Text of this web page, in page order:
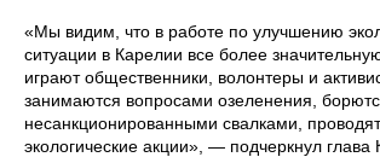
«Мы видим, что в работе по улучшению
ситуации в Карелии все более
играют общественники, волонтеры и
занимаются вопросами озеленения,
несанкционированными свалками,
экологические акции», — подчеркнул глава